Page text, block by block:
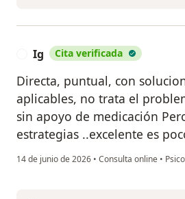
Ig Cita verificada
Directa, puntual, con
aplicables, no trata el
sin apoyo de medicación
estrategias ..excelente es
14 de junio de 2026 • Consulta online •